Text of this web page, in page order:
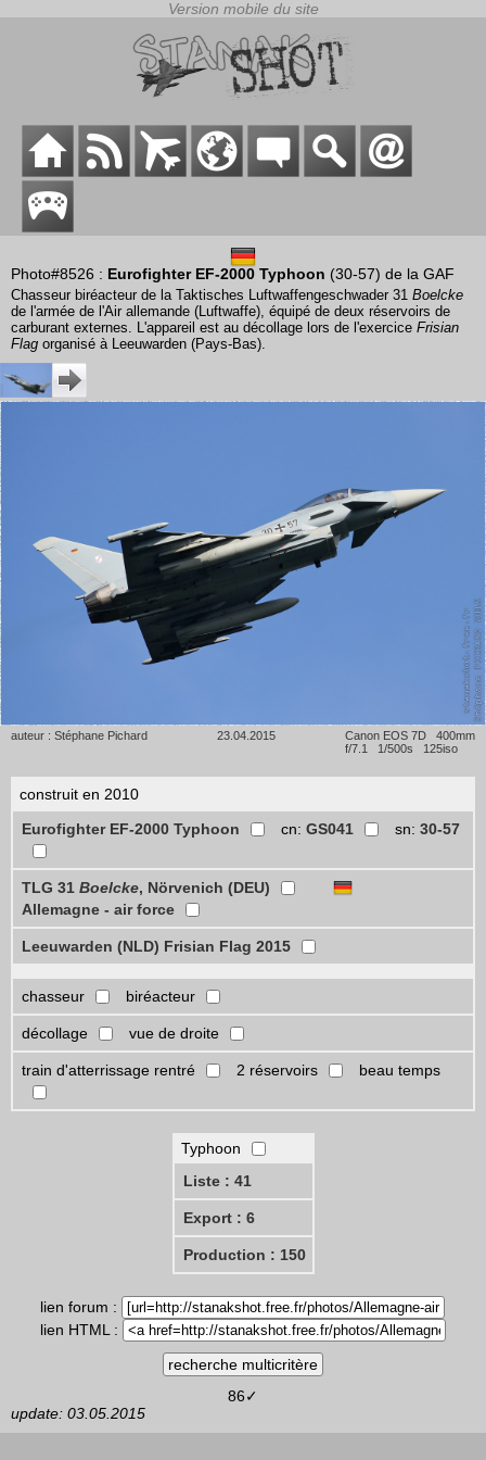
Photo#8526 : Eurofighter EF-2000 Typhoon (30-57) de la GAF
Chasseur biréacteur de la Taktisches Luftwaffengeschwader 31 Boelcke
de l'armée de l'Air allemande (Luftwaffe), équipé de deux réservoirs de
carburant externes. L'appareil est au décollage lors de l'exercice Frisian
Flag organisé à Leeuwarden (Pays-Bas).
auteur : Stéphane Pichard 23.04.2015
Canon EOS 7D 400mm
f/7.1 1/500s 125iso
construit en 2010
Eurofighter EF-2000 Typhoon
cn: GS041 sn: 30-57
TLG 31 Boelcke, Nörvenich (DEU)
Allemagne - air force
Leeuwarden (NLD) Frisian Flag 2015
chasseur biréacteur
décollage vue de droite
train d'atterrissage rentré 2 réservoirs beau temps
Typhoon
Liste : 41
Export : 6
Production : 150
lien forum :
lien HTML :
86✓
update: 03.05.2015